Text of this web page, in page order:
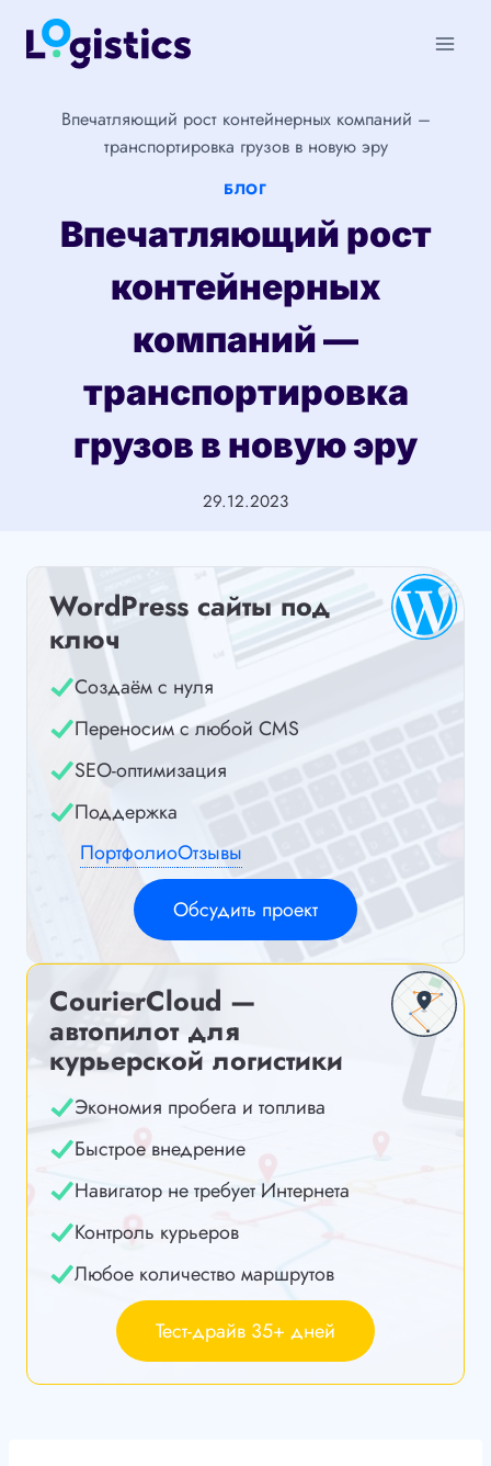
Перейти
Впечатляющий рост контейнерных компаний –
транспортировка грузов в новую эру
БЛОГ
Впечатляющий рост
контейнерных
компаний —
транспортировка
грузов в новую эру
29.12.2023
WordPress сайты под
ключ
Создаём с нуля
Переносим с любой CMS
SEO-оптимизация
Поддержка
ПортфолиоОтзывы
Обсудить проект
CourierCloud —
автопилот для
курьерской логистики
Экономия пробега и топлива
Быстрое внедрение
Навигатор не требует Интернета
Контроль курьеров
Любое количество маршрутов
Тест-драйв 35+ дней